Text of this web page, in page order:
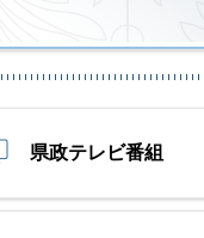
県政テレビ番組